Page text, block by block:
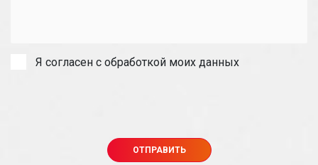
Я согласен с обработкой моих данных